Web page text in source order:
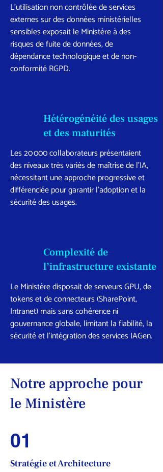
L’utilisation non contrôlée de services
externes sur des données ministérielles
sensibles exposait le Ministère à des
risques de fuite de données, de
dépendance technologique et de non-
conformité RGPD.
Hétérogénéité des usages
et des maturités
Les 20 000 collaborateurs présentaient
des niveaux très variés de maîtrise de l’IA,
nécessitant une approche progressive et
différenciée pour garantir l’adoption et la
sécurité des usages.
Complexité de
l’infrastructure existante
Le Ministère disposait de serveurs GPU, de
tokens et de connecteurs (SharePoint,
Intranet) mais sans cohérence ni
gouvernance globale, limitant la fiabilité, la
sécurité et l’intégration des services IAGen.
Notre approche pour
le Ministère
01
Stratégie et Architecture